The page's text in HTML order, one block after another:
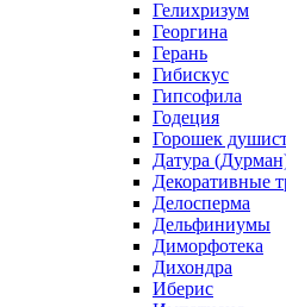
Гелихризум
Георгина
Герань
Гибискус
Гипсофила
Годеция
Горошек
Датура
Декоративные
Делосперма
Дельфиниумы
Диморфотека
Дихондра
Иберис